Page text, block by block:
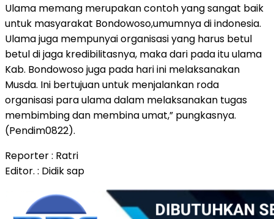
Ulama memang merupakan contoh yang sangat baik
untuk masyarakat Bondowoso,umumnya di indonesia.
Ulama juga mempunyai organisasi yang harus betul
betul di jaga kredibilitasnya, maka dari pada itu ulama
Kab. Bondowoso juga pada hari ini melaksanakan
Musda. Ini bertujuan untuk menjalankan roda
organisasi para ulama dalam melaksanakan tugas
membimbing dan membina umat,” pungkasnya.
(Pendim0822).
Reporter : Ratri
Editor. : Didik sap